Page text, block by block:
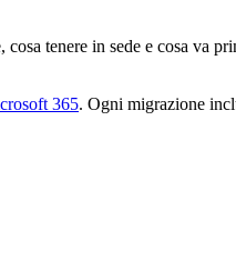
cosa tenere in sede e cosa va
365. Ogni migrazione